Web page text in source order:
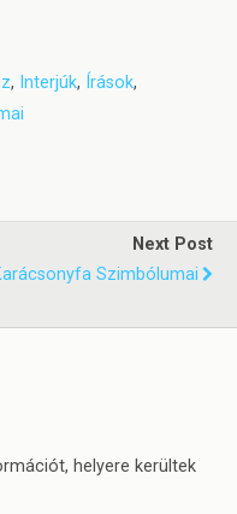
, Interjúk, Írások,
Next Post
Szimbólumai
helyere kerültek